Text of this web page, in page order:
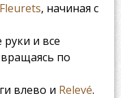
Fleurets, начиная с
руки и все
по
влево и Relevé.